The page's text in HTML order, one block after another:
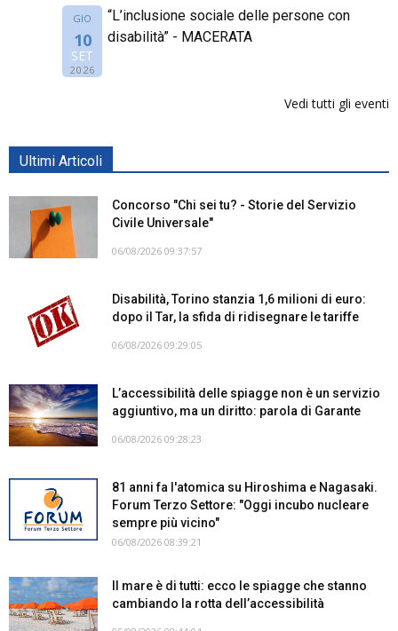
GIO
10
SET
2026
“L’inclusione sociale delle persone con
disabilità” - MACERATA
Vedi tutti gli eventi
Ultimi Articoli
Concorso "Chi sei tu? - Storie del Servizio
Civile Universale"
06/08/2026 09:37:57
Disabilità, Torino stanzia 1,6 milioni di euro:
dopo il Tar, la sfida di ridisegnare le tariffe
06/08/2026 09:29:05
L’accessibilità delle spiagge non è un servizio
aggiuntivo, ma un diritto: parola di Garante
06/08/2026 09:28:23
81 anni fa l'atomica su Hiroshima e Nagasaki.
Forum Terzo Settore: "Oggi incubo nucleare
sempre più vicino"
06/08/2026 08:39:21
Il mare è di tutti: ecco le spiagge che stanno
cambiando la rotta dell’accessibilità